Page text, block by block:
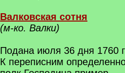
Валковская сотня
(м-ко. Валки)
Подана июля 36 дня 1760
К переписним